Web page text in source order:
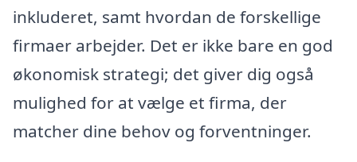
inkluderet, samt hvordan de forskellige
firmaer arbejder. Det er ikke bare en god
økonomisk strategi; det giver dig også
mulighed for at vælge et firma, der
matcher dine behov og forventninger.